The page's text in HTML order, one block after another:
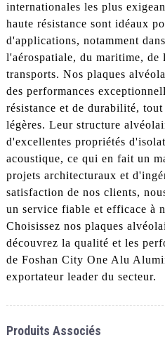
internationales les plus
haute résistance sont idéaux
d'applications, notamment
l'aérospatiale, du maritime, de
transports. Nos plaques
des performances
résistance et de durabilité,
légères. Leur structure
d'excellentes propriétés
acoustique, ce qui en fait un
projets architecturaux et
satisfaction de nos clients,
un service fiable et efficace à
Choisissez nos plaques
découvrez la qualité et les
de Foshan City One Alu
exportateur leader du secteur.
Produits Associés